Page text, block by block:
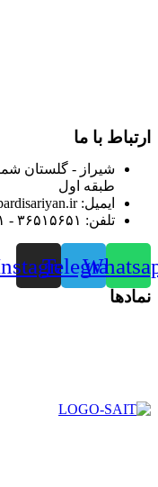
ارتباط با ما
شیراز - گلستان
طبقه اول
ایمیل: info@irsapardisariyan.ir
تلفن: ۳۶۵۱۵۶۵۱ - ۰۷۱
Telegram
نمادها